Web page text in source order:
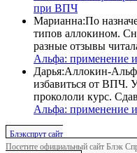
при ВПЧ
Марианна:По
типов аллокином.
разные отзывы
Альфа: применение
Дарья:Аллокин-
избавиться от ВПЧ.
прокололи курс.
Альфа: применение
Блэкспрут сайт
Посетите официальный сайт Блэк